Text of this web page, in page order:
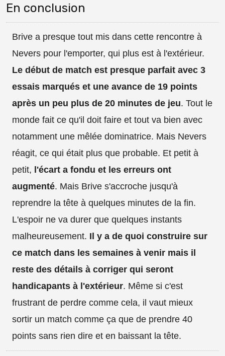
En conclusion
Brive a presque tout mis dans cette rencontre à
Nevers pour l'emporter, qui plus est à l'extérieur.
Le début de match est presque parfait avec 3
essais marqués et une avance de 19 points
après un peu plus de 20 minutes de jeu. Tout le
monde fait ce qu'il doit faire et tout va bien avec
notamment une mêlée dominatrice. Mais Nevers
réagit, ce qui était plus que probable. Et petit à
petit, l'écart a fondu et les erreurs ont
augmenté. Mais Brive s'accroche jusqu'à
reprendre la tête à quelques minutes de la fin.
L'espoir ne va durer que quelques instants
malheureusement. Il y a de quoi construire sur
ce match dans les semaines à venir mais il
reste des détails à corriger qui seront
handicapants à l'extérieur. Même si c'est
frustrant de perdre comme cela, il vaut mieux
sortir un match comme ça que de prendre 40
points sans rien dire et en baissant la tête.